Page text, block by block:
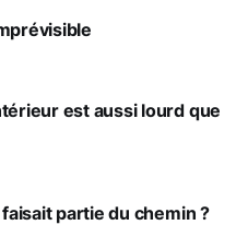
est aussi lourd que
partie du chemin ?